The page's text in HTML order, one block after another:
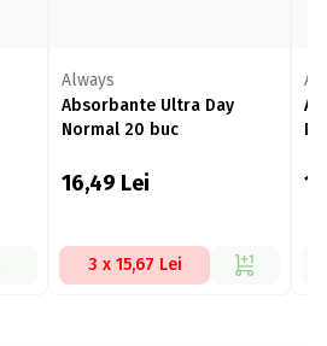
Always
Absorbante Ultra Day
Normal 20 buc
16,49 Lei
3 x 15,67 Lei